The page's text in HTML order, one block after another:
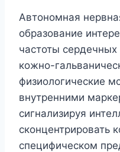
Автономная
образование
частоты
кожно-
физиологические
внутренними
сигнализируя
сконцентрировать
специфическом